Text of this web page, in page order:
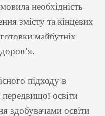
необхідність
змісту та кінцевих
майбутніх
підходу в
освіти
здобувачами освіти